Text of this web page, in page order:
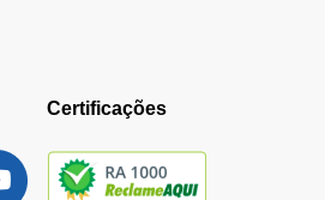
Certificações